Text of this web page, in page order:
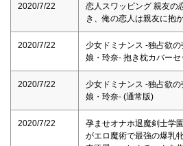
2020/7/22
恋人スワッピング 親友の
き、俺の恋人は親友に抱
2020/7/22
少女ドミナンス -独占欲
娘・玲奈- 抱き枕カバーセ
2020/7/22
少女ドミナンス -独占欲
娘・玲奈- (通常版)
2020/7/22
孕ませオナホ退魔剣士学
がエロ魔術で最強の爆乳